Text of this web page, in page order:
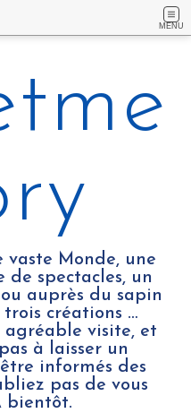
MENU
Monde, une
de spectacles, un
auprès du sapin
trois créations …
agréable visite, et
à laisser un
informés des
pas de vous
bientôt.